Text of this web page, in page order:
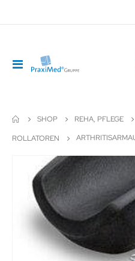
Navigation
umschalten
SHOP REHA, PFLEGE
ROLLATOREN
Bildergalerie
springen